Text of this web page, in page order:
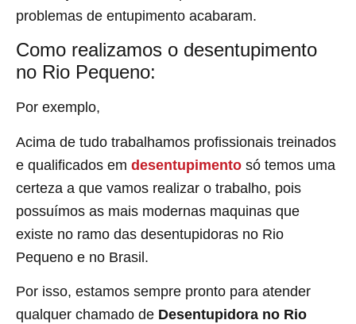
problemas de entupimento acabaram.
Como realizamos o desentupimento
no Rio Pequeno:
Por exemplo,
Acima de tudo trabalhamos profissionais treinados
e qualificados em desentupimento só temos uma
certeza a que vamos realizar o trabalho, pois
possuímos as mais modernas maquinas que
existe no ramo das desentupidoras no Rio
Pequeno e no Brasil.
Por isso, estamos sempre pronto para atender
qualquer chamado de Desentupidora no Rio